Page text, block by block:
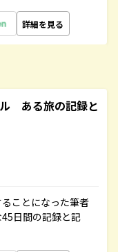
詳細を見る
ある旅の記録と
ことになった筆者
日間の記録と記